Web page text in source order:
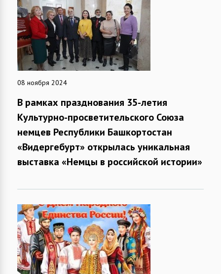
08 ноября 2024
В рамках празднования 35-летия
Культурно-просветительского Союза
немцев Республики Башкортостан
«Видергебурт» открылась уникальная
выставка «Немцы в российской истории»